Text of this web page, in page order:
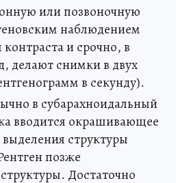
или позвоночную
наблюдением
и срочно, в
делают снимки в двух
в секунду).
в субарахноидальный
вводится окрашивающее
структуры
позже
Достаточно